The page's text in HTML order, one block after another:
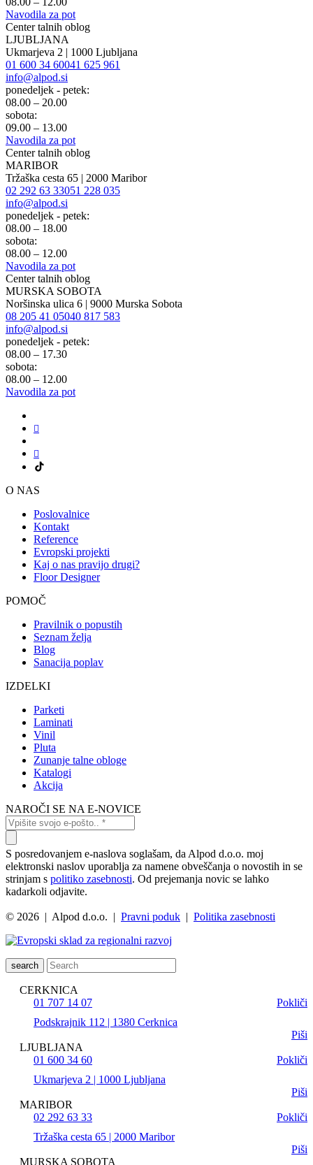
Navodila za pot
Center talnih oblog
LJUBLJANA
Ukmarjeva 2 | 1000 Ljubljana
01 600 34 60041 625 961
info@alpod.si
ponedeljek - petek:
08.00 – 20.00
sobota:
09.00 – 13.00
Navodila za pot
Center talnih oblog
MARIBOR
Tržaška cesta 65 | 2000 Maribor
02 292 63 33051 228 035
info@alpod.si
ponedeljek - petek:
08.00 – 18.00
sobota:
08.00 – 12.00
Navodila za pot
Center talnih oblog
MURSKA SOBOTA
Noršinska ulica 6 | 9000 Murska Sobota
08 205 41 05040 817 583
info@alpod.si
ponedeljek - petek:
08.00 – 17.30
sobota:
08.00 – 12.00
Navodila za pot
O NAS
Poslovalnice
Kontakt
Reference
Evropski projekti
Kaj o nas pravijo drugi?
Floor Designer
POMOČ
Pravilnik o popustih
Seznam želja
Blog
Sanacija poplav
IZDELKI
Parketi
Laminati
Vinil
Pluta
Zunanje talne obloge
Katalogi
Akcija
NAROČI SE NA E-NOVICE
S posredovanjem e-naslova soglašam, da Alpod d.o.o. moj
elektronski naslov uporablja za namene obveščanja o novostih in se
strinjam s politiko zasebnosti. Od prejemanja novic se lahko
kadarkoli odjavite.
© 2026 | Alpod d.o.o. | Pravni poduk | Politika zasebnosti
search
CERKNICA
01 707 14 07
Pokliči
Podskrajnik 112 | 1380 Cerknica
Piši
LJUBLJANA
01 600 34 60
Pokliči
Ukmarjeva 2 | 1000 Ljubljana
Piši
MARIBOR
02 292 63 33
Pokliči
Tržaška cesta 65 | 2000 Maribor
Piši
MURSKA SOBOTA